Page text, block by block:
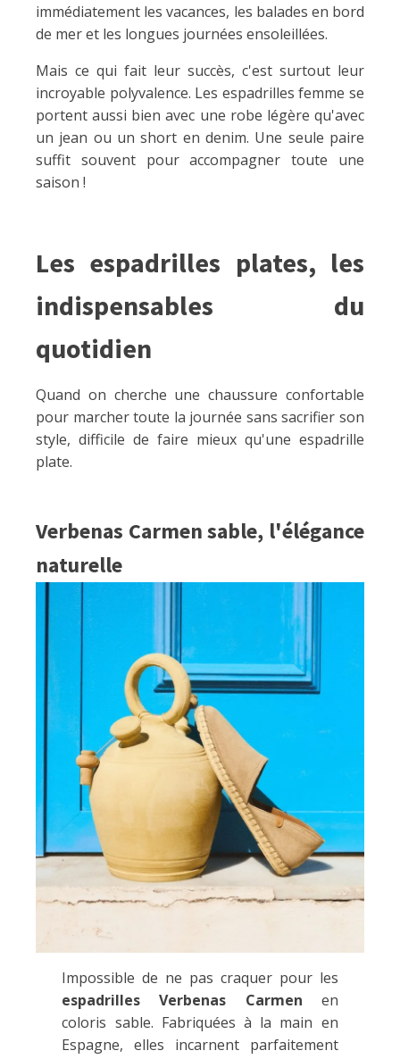
immédiatement les vacances, les balades en bord
de mer et les longues journées ensoleillées.
Mais ce qui fait leur succès, c'est surtout leur
incroyable polyvalence. Les espadrilles femme se
portent aussi bien avec une robe légère qu'avec
un jean ou un short en denim. Une seule paire
suffit souvent pour accompagner toute une
saison !
Les espadrilles plates, les
indispensables du
quotidien
Quand on cherche une chaussure confortable
pour marcher toute la journée sans sacrifier son
style, difficile de faire mieux qu'une espadrille
plate.
Verbenas Carmen sable, l'élégance
naturelle
Impossible de ne pas craquer pour les
espadrilles Verbenas Carmen en
coloris sable. Fabriquées à la main en
Espagne, elles incarnent parfaitement